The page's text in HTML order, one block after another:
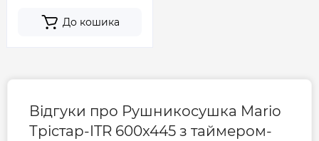
До кошика
Відгуки про Рушникосушка Mario
Трістар-ITR 600x445 з таймером-